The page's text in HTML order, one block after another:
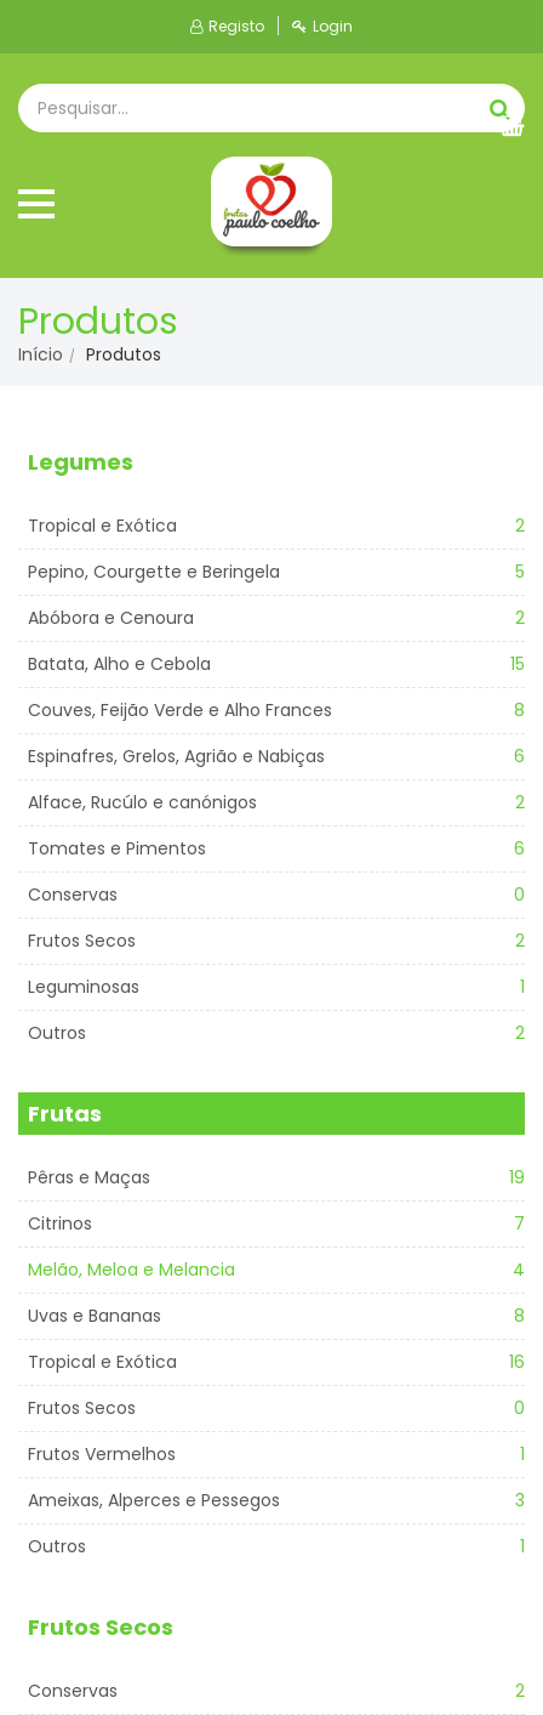
Registo Login
Produtos
Início Produtos
Legumes
Tropical e Exótica
2
Pepino, Courgette e Beringela
5
Abóbora e Cenoura
2
Batata, Alho e Cebola
15
Couves, Feijão Verde e Alho Frances
8
Espinafres, Grelos, Agrião e Nabiças
6
Alface, Rucúlo e canónigos
2
Tomates e Pimentos
6
Conservas
0
Frutos Secos
2
Leguminosas
1
Outros
2
Frutas
Pêras e Maças
19
Citrinos
7
Melão, Meloa e Melancia
4
Uvas e Bananas
8
Tropical e Exótica
16
Frutos Secos
0
Frutos Vermelhos
1
Ameixas, Alperces e Pessegos
3
Outros
1
Frutos Secos
Conservas
2